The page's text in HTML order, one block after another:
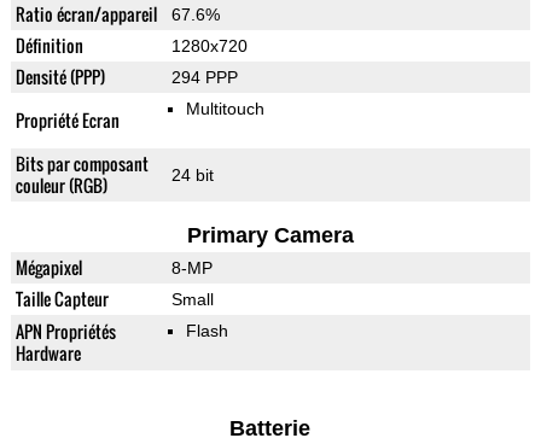
Ratio écran/appareil 67.6%
Définition 1280x720
Densité (PPP) 294 PPP
Propriété Ecran Multitouch
Bits par composant
couleur (RGB)
24 bit
Primary Camera
Mégapixel 8-MP
Taille Capteur Small
APN Propriétés
Hardware
Flash
Batterie